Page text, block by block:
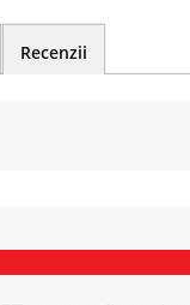
Recenzii